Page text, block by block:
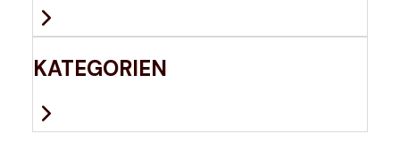
KATEGORIEN